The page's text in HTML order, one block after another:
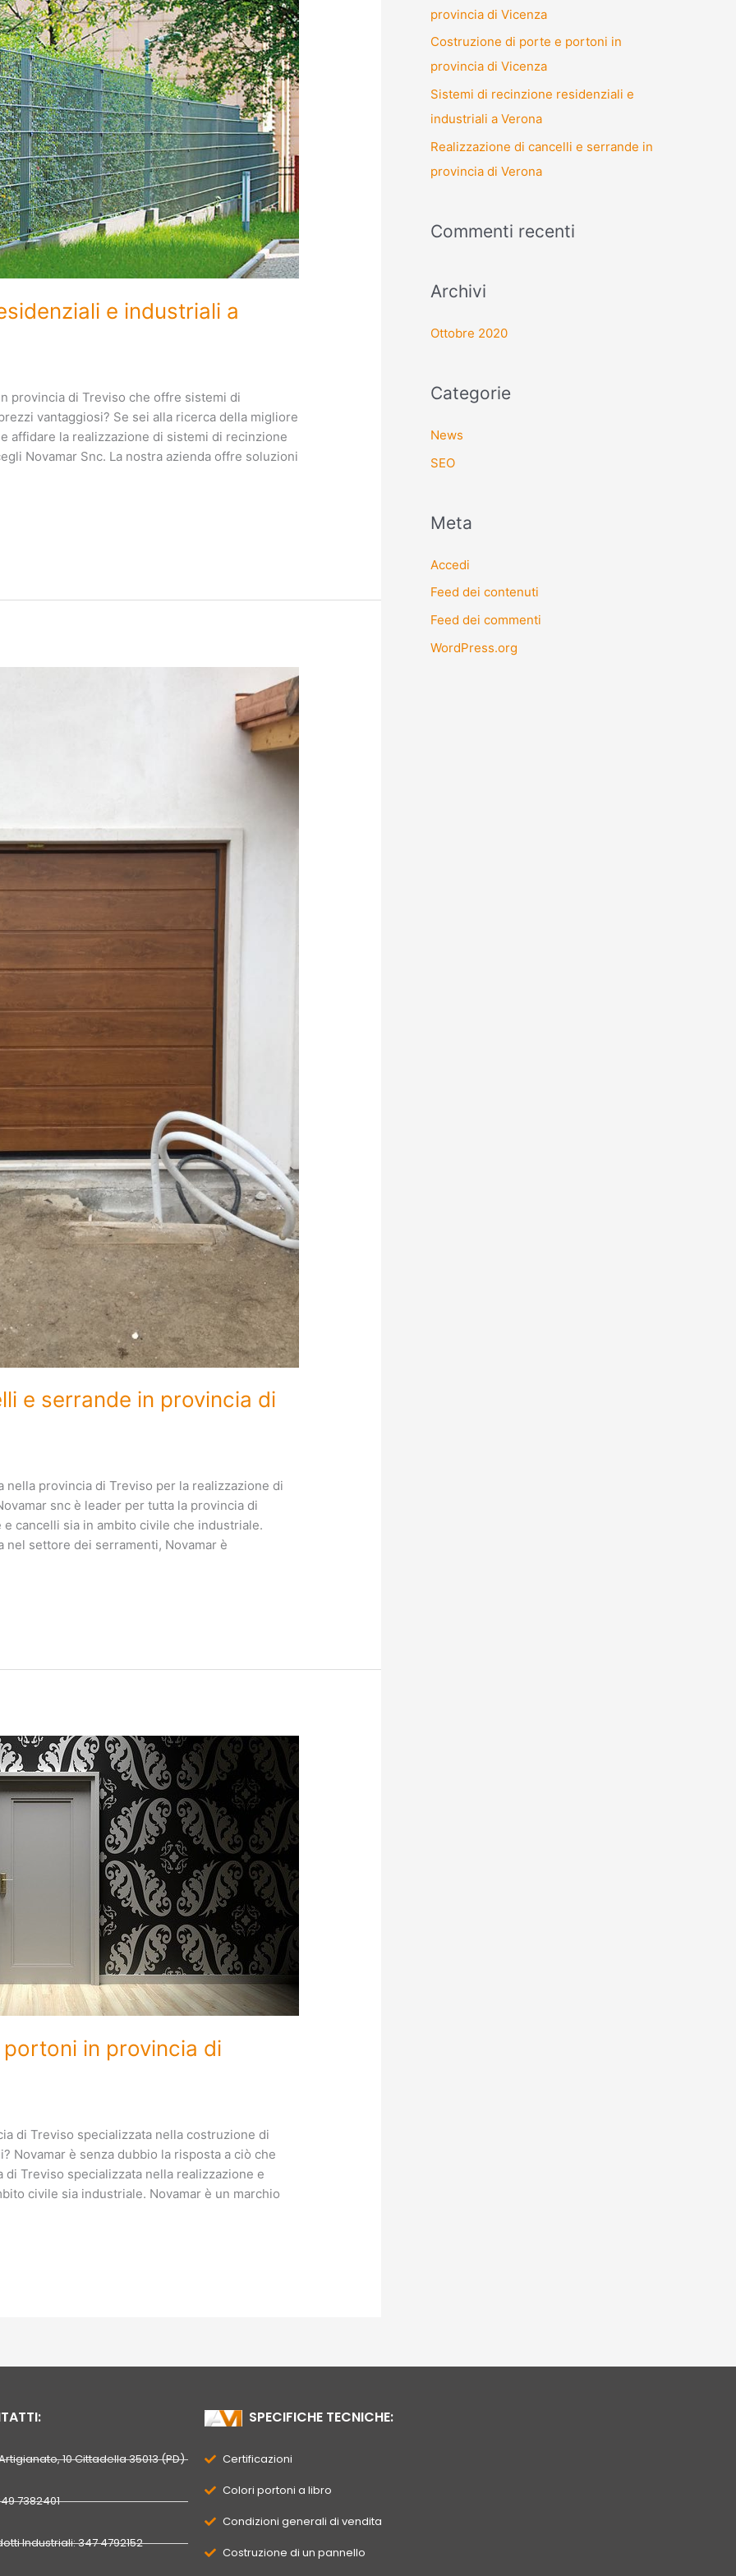
e industriali a
provincia di Treviso che offre sistemi di
vantaggiosi? Se sei alla ricerca della migliore
affidare la realizzazione di sistemi di recinzione
Novamar Snc. La nostra azienda offre soluzioni
e serrande in provincia di
nella provincia di Treviso per la realizzazione di
snc è leader per tutta la provincia di
cancelli sia in ambito civile che industriale.
nel settore dei serramenti, Novamar è
in provincia di
di Treviso specializzata nella costruzione di
Novamar è senza dubbio la risposta a ciò che
di Treviso specializzata nella realizzazione e
civile sia industriale. Novamar è un marchio
provincia di Vicenza
Costruzione di porte e portoni in
provincia di Vicenza
Sistemi di recinzione residenziali e
industriali a Verona
Realizzazione di cancelli e serrande in
provincia di Verona
Commenti recenti
Archivi
Ottobre 2020
Categorie
News
SEO
Meta
Accedi
Feed dei contenuti
Feed dei commenti
WordPress.org
10 Cittadella 35013 (PD)
7382401
Industriali: 347 4792152
SPECIFICHE TECNICHE:
Certificazioni
Colori portoni a libro
Condizioni generali di vendita
Costruzione di un pannello